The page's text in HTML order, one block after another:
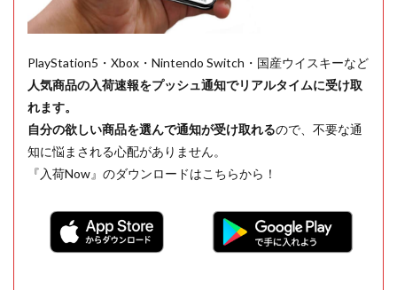
PlayStation5・Xbox・Nintendo Switch・国産ウイスキーなど
人気商品の入荷速報をプッシュ通知でリアルタイムに受け取
れます。
自分の欲しい商品を選んで通知が受け取れるので、不要な通
知に悩まされる心配がありません。
『入荷Now』のダウンロードはこちらから！